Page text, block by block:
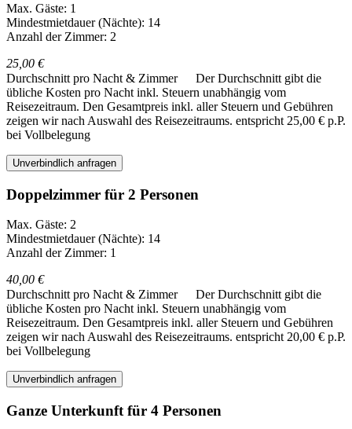
Max. Gäste: 1
Mindestmietdauer (Nächte): 14
Anzahl der Zimmer: 2
25,00 €
Durchschnitt pro Nacht & Zimmer
Der Durchschnitt gibt die
übliche Kosten pro Nacht inkl. Steuern unabhängig vom
Reisezeitraum. Den Gesamtpreis inkl. aller Steuern und Gebühren
zeigen wir nach Auswahl des Reisezeitraums. entspricht 25,00 € p.P.
bei Vollbelegung
Unverbindlich anfragen
Doppelzimmer für 2 Personen
Max. Gäste: 2
Mindestmietdauer (Nächte): 14
Anzahl der Zimmer: 1
40,00 €
Durchschnitt pro Nacht & Zimmer
Der Durchschnitt gibt die
übliche Kosten pro Nacht inkl. Steuern unabhängig vom
Reisezeitraum. Den Gesamtpreis inkl. aller Steuern und Gebühren
zeigen wir nach Auswahl des Reisezeitraums. entspricht 20,00 € p.P.
bei Vollbelegung
Unverbindlich anfragen
Ganze Unterkunft für 4 Personen